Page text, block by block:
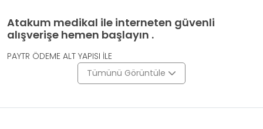
Atakum medikal ile interneten güvenli
alışverişe hemen başlayın .
PAYTR ÖDEME ALT YAPISI İLE
Tümünü Görüntüle